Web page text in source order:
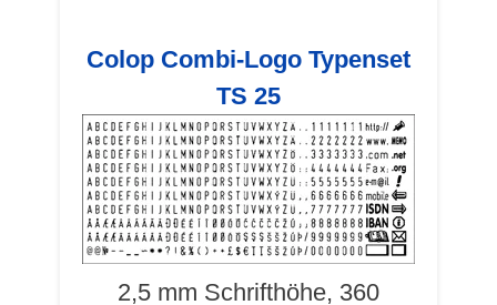
Colop Combi-Logo Typenset
TS 25
2,5 mm Schrifthöhe, 360